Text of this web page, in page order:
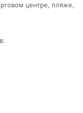
центре, пляже,